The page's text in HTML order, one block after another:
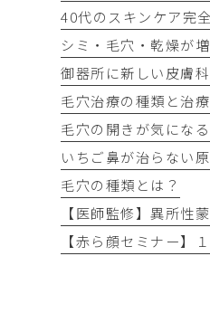
40代のスキンケア完
シミ・毛穴・乾燥が増える
毛穴の開きが気にな
いちご鼻が治らない
毛穴の種類とは？